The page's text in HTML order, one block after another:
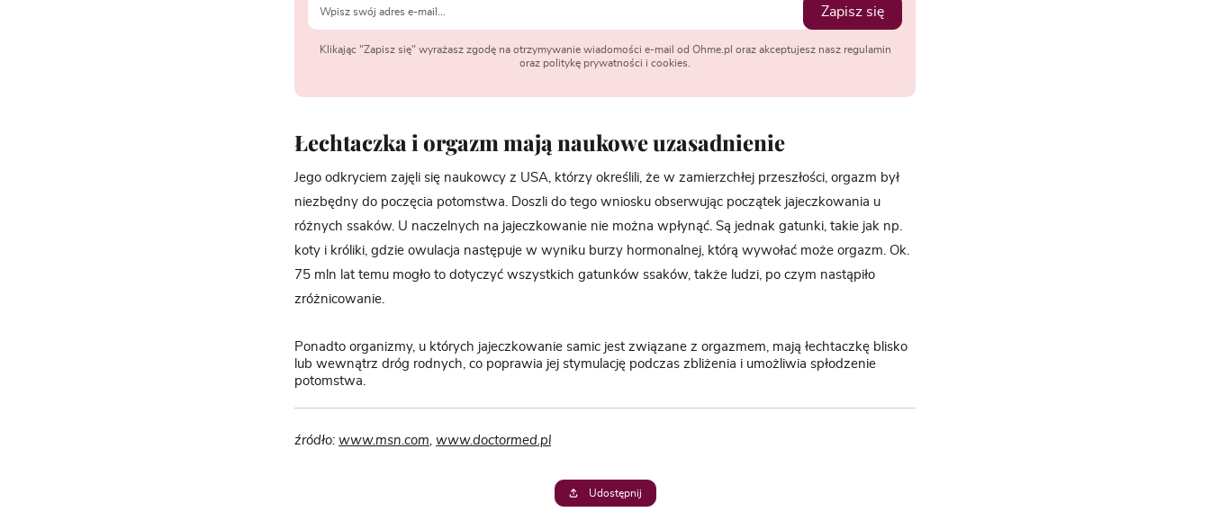
Zapisz się
Klikając "Zapisz się" wyrażasz zgodę na otrzymywanie wiadomości e-mail od Ohme.pl oraz akceptujesz nasz regulamin
oraz politykę prywatności i cookies.
Łechtaczka i orgazm mają naukowe uzasadnienie
Jego odkryciem zajęli się naukowcy z USA, którzy określili, że w zamierzchłej przeszłości, orgazm był
niezbędny do poczęcia potomstwa. Doszli do tego wniosku obserwując początek jajeczkowania u
różnych ssaków. U naczelnych na jajeczkowanie nie można wpłynąć. Są jednak gatunki, takie jak np.
koty i króliki, gdzie owulacja następuje w wyniku burzy hormonalnej, którą wywołać może orgazm. Ok.
75 mln lat temu mogło to dotyczyć wszystkich gatunków ssaków, także ludzi, po czym nastąpiło
zróżnicowanie.
Ponadto organizmy, u których jajeczkowanie samic jest związane z orgazmem, mają łechtaczkę blisko
lub wewnątrz dróg rodnych, co poprawia jej stymulację podczas zbliżenia i umożliwia spłodzenie
potomstwa.
źródło: www.msn.com, www.doctormed.pl
Udostępnij